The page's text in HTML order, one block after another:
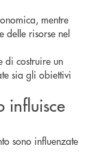
mentre
delle risorse nel
di costruire un
sia gli obiettivi
influisce
sono influenzate